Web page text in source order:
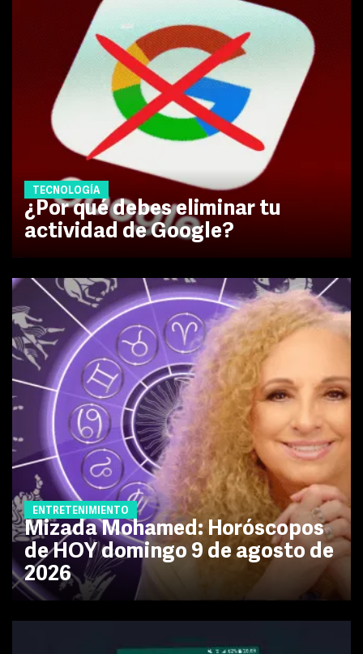
TECNOLOGÍA
¿Por qué debes eliminar tu
actividad de Google?
ENTRETENIMIENTO
Mizada Mohamed: Horóscopos
de HOY domingo 9 de agosto de
2026